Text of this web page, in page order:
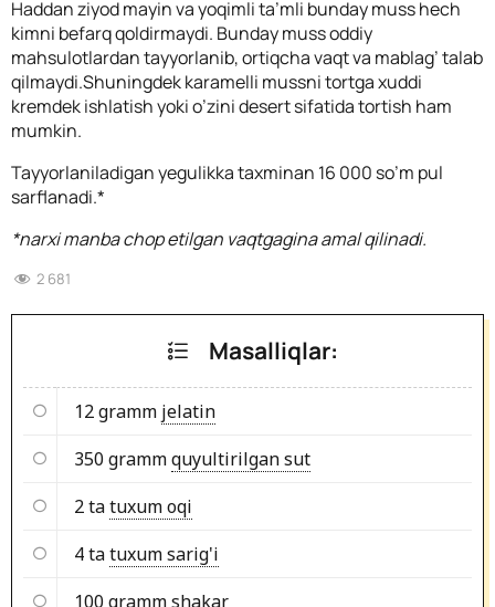
Haddan ziyod mayin va yoqimli ta’mli bunday muss hech
kimni befarq qoldirmaydi. Bunday muss oddiy
mahsulotlardan tayyorlanib, ortiqcha vaqt va mablag’ talab
qilmaydi.Shuningdek karamelli mussni tortga xuddi
kremdek ishlatish yoki o’zini desert sifatida tortish ham
mumkin.
Tayyorlaniladigan yegulikka taxminan 16 000 so’m pul
sarflanadi.*
*narxi manba chop etilgan vaqtgagina amal qilinadi.
2 681
Masalliqlar:
12 gramm jelatin
350 grammquyultirilgan sut
2 tatuxum oqi
4 tatuxum sarig'i
100 grammshakar